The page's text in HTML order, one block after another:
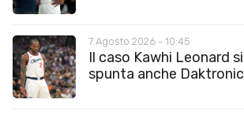
7 Agosto 2026 - 10:45
Il caso Kawhi Leonard
spunta anche